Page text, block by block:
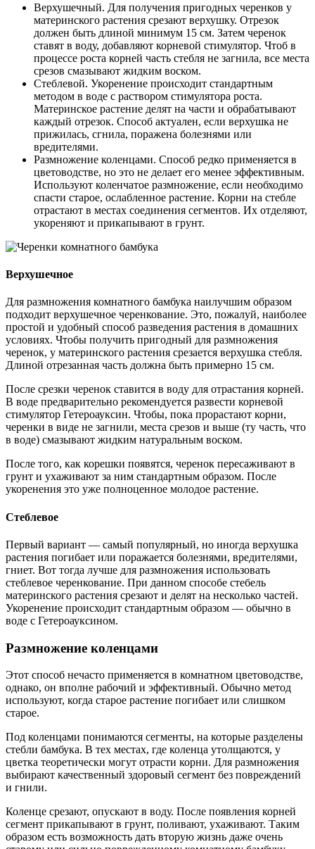
Верхушечный. Для получения пригодных черенков у
материнского растения срезают верхушку. Отрезок
должен быть длиной минимум 15 см. Затем черенок
ставят в воду, добавляют корневой стимулятор. Чтоб в
процессе роста корней часть стебля не загнила, все места
срезов смазывают жидким воском.
Стеблевой. Укоренение происходит стандартным
методом в воде с раствором стимулятора роста.
Материнское растение делят на части и обрабатывают
каждый отрезок. Способ актуален, если верхушка не
прижилась, сгнила, поражена болезнями или
вредителями.
Размножение коленцами. Способ редко применяется в
цветоводстве, но это не делает его менее эффективным.
Используют коленчатое размножение, если необходимо
спасти старое, ослабленное растение. Корни на стебле
отрастают в местах соединения сегментов. Их отделяют,
укореняют и прикапывают в грунт.
Верхушечное
Для размножения комнатного бамбука наилучшим образом
подходит верхушечное черенкование. Это, пожалуй, наиболее
простой и удобный способ разведения растения в домашних
условиях. Чтобы получить пригодный для размножения
черенок, у материнского растения срезается верхушка стебля.
Длиной отрезанная часть должна быть примерно 15 см.
После срезки черенок ставится в воду для отрастания корней.
В воде предварительно рекомендуется развести корневой
стимулятор Гетероауксин. Чтобы, пока прорастают корни,
черенки в виде не загнили, места срезов и выше (ту часть, что
в воде) смазывают жидким натуральным воском.
После того, как корешки появятся, черенок пересаживают в
грунт и ухаживают за ним стандартным образом. После
укоренения это уже полноценное молодое растение.
Стеблевое
Первый вариант — самый популярный, но иногда верхушка
растения погибает или поражается болезнями, вредителями,
гниет. Вот тогда лучше для размножения использовать
стеблевое черенкование. При данном способе стебель
материнского растения срезают и делят на несколько частей.
Укоренение происходит стандартным образом — обычно в
воде с Гетероауксином.
Размножение коленцами
Этот способ нечасто применяется в комнатном цветоводстве,
однако, он вполне рабочий и эффективный. Обычно метод
используют, когда старое растение погибает или слишком
старое.
Под коленцами понимаются сегменты, на которые разделены
стебли бамбука. В тех местах, где коленца утолщаются, у
цветка теоретически могут отрасти корни. Для размножения
выбирают качественный здоровый сегмент без повреждений
и гнили.
Коленце срезают, опускают в воду. После появления корней
сегмент прикапывают в грунт, поливают, ухаживают. Таким
образом есть возможность дать вторую жизнь даже очень